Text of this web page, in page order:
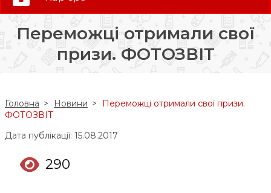
Слідкуй за нами:
Переможці отримали свої
призи. ФОТОЗВІТ
Головна Новини
Переможці отримали свої призи.
ФОТОЗВІТ
Дата публікації: 15.08.2017
290